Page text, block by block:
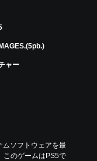
ャー
ムソフトウェアを最
このゲームはPS5で